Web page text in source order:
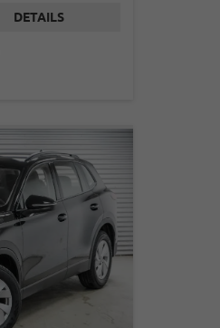
DETAILS